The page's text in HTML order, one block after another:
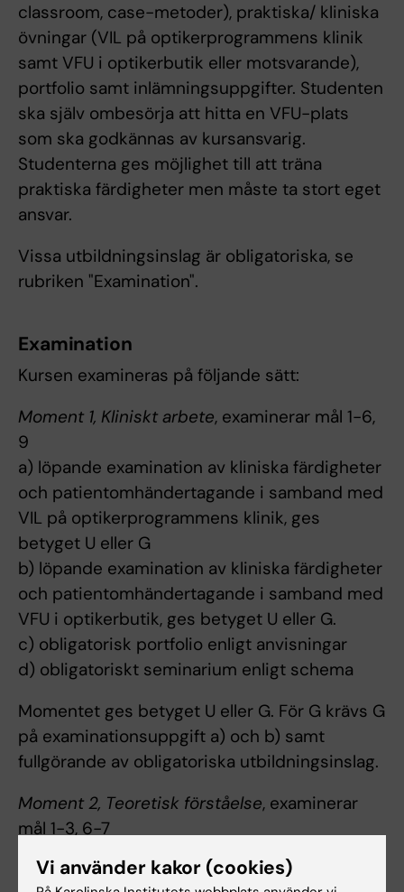
classroom, case-metoder), praktiska/ kliniska
övningar (VIL på optikerprogrammens klinik
samt VFU i optikerbutik eller motsvarande),
portfolio samt inlämningsuppgifter. Studenten
ska själv ombesörja att hitta en VFU-plats
som ska godkännas av kursansvarig.
Studenterna ges möjlighet till att träna
praktiska färdigheter men måste ta stort eget
ansvar.
Vissa utbildningsinslag är obligatoriska, se
rubriken "Examination".
Examination
Kursen examineras på följande sätt:
Moment 1, Kliniskt arbete, examinerar mål 1-6,
9
a) löpande examination av kliniska färdigheter
och patientomhändertagande i samband med
VIL på optikerprogrammens klinik, ges
betyget U eller G
b) löpande examination av kliniska färdigheter
och patientomhändertagande i samband med
VFU i optikerbutik, ges betyget U eller G.
c) obligatorisk portfolio enligt anvisningar
d) obligatoriskt seminarium enligt schema
Momentet ges betyget U eller G. För G krävs G
på examinationsuppgift a) och b) samt
fullgörande av obligatoriska utbildningsinslag.
Moment 2, Teoretisk förståelse, examinerar
mål 1-3, 6-7
a) skriftlig tentamen, ges betyget U, G eller VG
Momentet ges samma betyg som skriftlig
Vi använder kakor (cookies)